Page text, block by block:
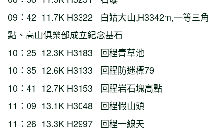
09：42 11.7K H3322 白姑大山,H3342m,一等三角
點、高山俱樂部成立紀念基石
10：25 12.3K H3183 回程青草池
10：35 12.6K H3133 回程防迷標79
10：41 12.7K H3153 回程岩石塊高點
11：09 13.1K H3048 回程假山頭
11：26 13.3K H2997 回程一線天